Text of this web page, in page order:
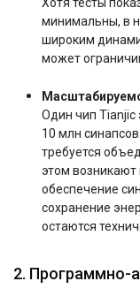
минимальны, в
широким
может
Один чип Tianjic
10 млн
требуется
этом
обеспечение
сохранение
остаются
2. Программно-